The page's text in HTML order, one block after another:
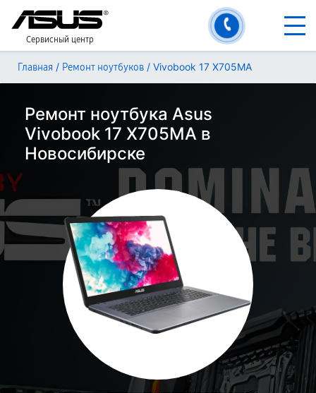
Сервисный центр
Главная / Ремонт ноутбуков / Vivobook 17 X705MA
Ремонт ноутбука Asus
Vivobook 17 X705MA в
Новосибирске